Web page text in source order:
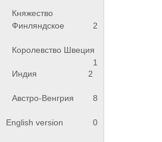
Княжество
Финляндское
2
Королевство Швеция
1
Индия
2
Австро-Венгрия 8
English version 0